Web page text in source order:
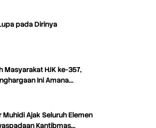
pada Dirinya
Masyarakat HJK ke-357,
Ini Amana…
Muhidi Ajak Seluruh Elemen
Kantibmas…